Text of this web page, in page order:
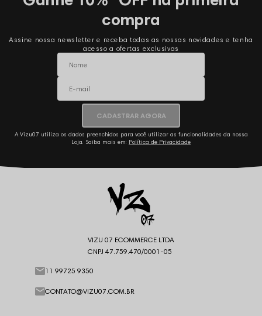
compra
Assine nossa newsletter e receba todas as nossas novidades e tenha
acesso a ofertas exclusivas
CADASTRAR AGORA
A Vizu07 utiliza os dados preenchidos para você utilizar as funcionalidades da nossa
Loja. Saiba mais em: Política de Privacidade
VIZU 07 ECOMMERCE LTDA
CNPJ 47.759.470/0001-05
11 99725 9350
CONTATO@VIZU07.COM.BR